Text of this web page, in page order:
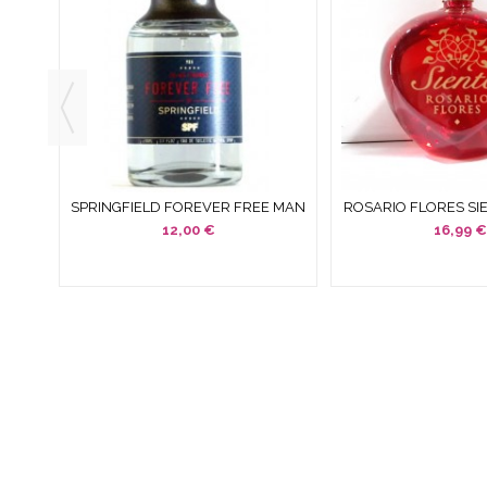
SPRINGFIELD FOREVER FREE MAN
EDT 100 ML SPRAY SIN CAJA NI...
12,00 €
ROSARIO FLORES
ML SPRAY SIN
16,99 €